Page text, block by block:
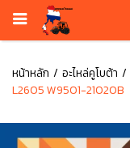
หน้าหลัก อะไหล่คูโบต้า
L2605 W9501-21020B